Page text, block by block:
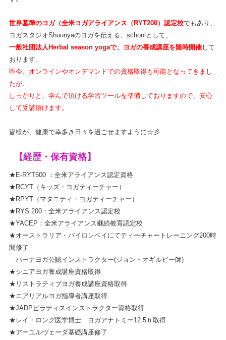
世界基準のヨガ（全米ヨガアライアンス（RYT200）認定校でもあり、
ヨガスタジオShuunyaのヨガを伝える、schoolとして、
一般社団法人Herbal season yogaで、ヨガの養成講座を随時開催して
おります。
昨今、オンラインやオンデマンドでの資格取得も可能となってきまし
たが、
しっかりと、学んで頂ける学習ツールを準備しておりますので、安心
して受講頂けます。
皆様が、健康で幸多き日々を過ごせますように☆彡
【経歴・保有資格】
★E-RYT500 ：全米アライアンス認定資格
★RCYT（キッズ・ヨガティーチャー）
★RPYT（マタニティ・ヨガティーチャー）
★RYS 200：全米アライアンス認定校
★YACEP：全米アライアンス継続教育認定校
★オーストラリア・バイロンベイにてティーチャートレーニング200時
間修了
パーナヨガ公認インストラクター(ジョン・オギルビー師)
★シニアヨガ養成講座資格取得
★リストラティブヨガ養成講座資格取得
★エアリアルヨガ指導者講座取得
★JADPピラティスインストラクタ ー資格取得
★レイ・ロング医学博士 ヨガアナトミー12.5ｈ取得
★アーユルヴェーダ基礎講座修了